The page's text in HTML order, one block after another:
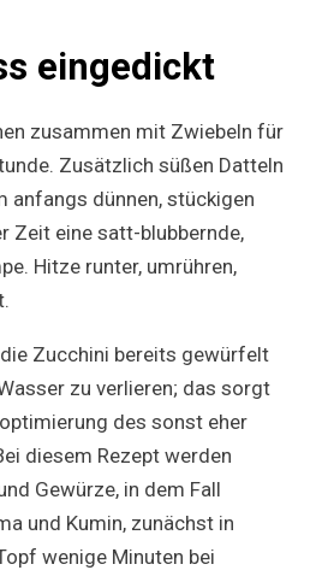
eingedickt
zusammen mit Zwiebeln für
Zusätzlich süßen Datteln
anfangs dünnen, stückigen
Zeit eine satt-blubbernde,
Hitze runter, umrühren,
Zucchini bereits gewürfelt
zu verlieren; das sorgt
des sonst eher
diesem Rezept werden
Gewürze, in dem Fall
und Kumin, zunächst in
wenige Minuten bei